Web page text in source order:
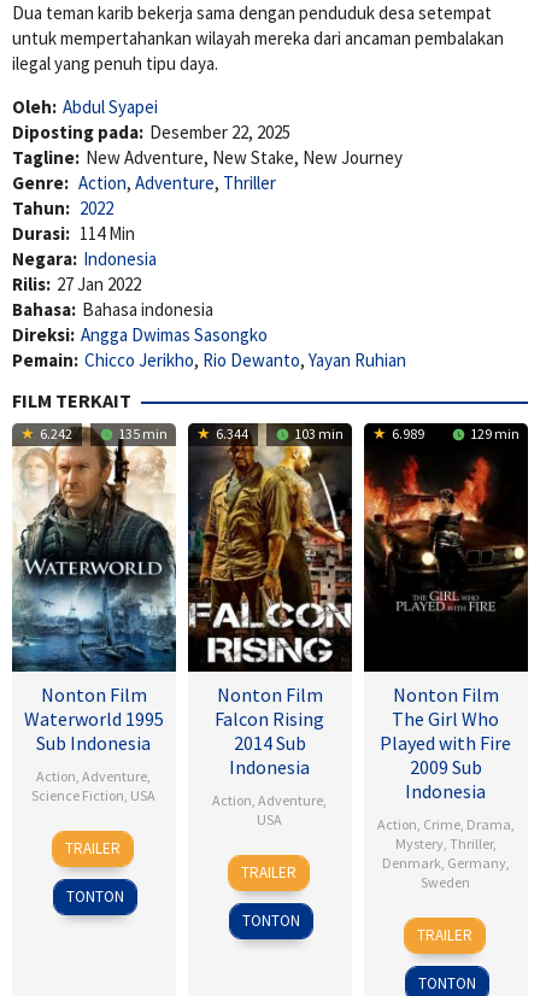
Dua teman karib bekerja sama dengan penduduk desa setempat
untuk mempertahankan wilayah mereka dari ancaman pembalakan
ilegal yang penuh tipu daya.
Oleh: Abdul Syapei
Diposting pada: Desember 22, 2025
Tagline: New Adventure, New Stake, New Journey
Genre: Action, Adventure, Thriller
Tahun: 2022
Durasi: 114 Min
Negara: Indonesia
Rilis: 27 Jan 2022
Bahasa: Bahasa indonesia
Direksi: Angga Dwimas Sasongko
Pemain: Chicco Jerikho, Rio Dewanto, Yayan Ruhian
FILM TERKAIT
6.242 135 min
Nonton Film
Waterworld 1995
Sub Indonesia
Action,Adventure,
Science Fiction, USA
28
Jul
1995
Kevin
Reynolds
TRAILER
TONTON
6.344 103 min
Nonton Film
Falcon Rising
2014 Sub
Indonesia
Action,Adventure,
USA
5
Sep
2014
Ernie
Barbarash
TRAILER
TONTON
6.989 129 min
Nonton Film
The Girl Who
Played with Fire
2009 Sub
Indonesia
Action, Crime, Drama,
Mystery, Thriller,
Denmark, Germany,
Sweden
18
Sep
2009
Daniel
Alfredson
TRAILER
TONTON